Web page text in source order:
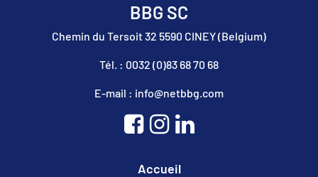
BBG SC
Chemin du Tersoit 32 5590 CINEY (Belgium)
Tél. : 0032 (0)83 68 70 68
E-mail : info@netbbg.com
Accueil